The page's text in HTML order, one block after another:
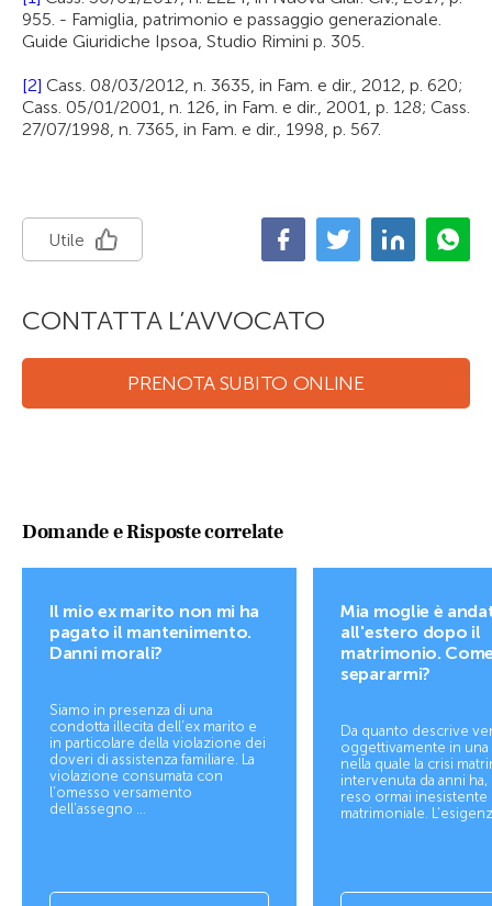
955. - Famiglia, patrimonio e passaggio generazionale.
Guide Giuridiche Ipsoa, Studio Rimini p. 305.
[2] Cass. 08/03/2012, n. 3635, in Fam. e dir., 2012, p. 620;
Cass. 05/01/2001, n. 126, in Fam. e dir., 2001, p. 128; Cass.
27/07/1998, n. 7365, in Fam. e dir., 1998, p. 567.
Utile
CONTATTA L’AVVOCATO
PRENOTA SUBITO ONLINE
Domande e Risposte correlate
Il mio ex marito non mi ha
pagato il mantenimento.
Danni morali?
Siamo in presenza di una
condotta illecita dell’ex marito e
in particolare della violazione dei
doveri di assistenza familiare. La
violazione consumata con
l’omesso versamento
dell’assegno ...
Mia moglie è
all'estero dopo il
matrimonio.
separarmi?
Da quanto descrive
oggettivamente in
nella quale la crisi
intervenuta da anni ha,
reso ormai
matrimoniale.